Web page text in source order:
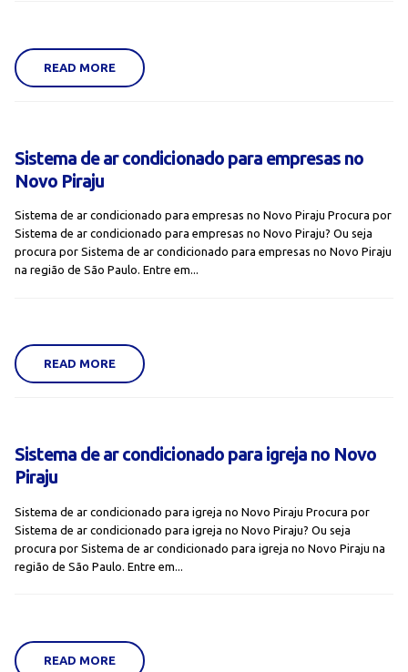
READ MORE
Sistema de ar condicionado para empresas no
Novo Piraju
Sistema de ar condicionado para empresas no Novo Piraju Procura por
Sistema de ar condicionado para empresas no Novo Piraju? Ou seja
procura por Sistema de ar condicionado para empresas no Novo Piraju
na região de São Paulo. Entre em...
READ MORE
Sistema de ar condicionado para igreja no Novo
Piraju
Sistema de ar condicionado para igreja no Novo Piraju Procura por
Sistema de ar condicionado para igreja no Novo Piraju? Ou seja
procura por Sistema de ar condicionado para igreja no Novo Piraju na
região de São Paulo. Entre em...
READ MORE